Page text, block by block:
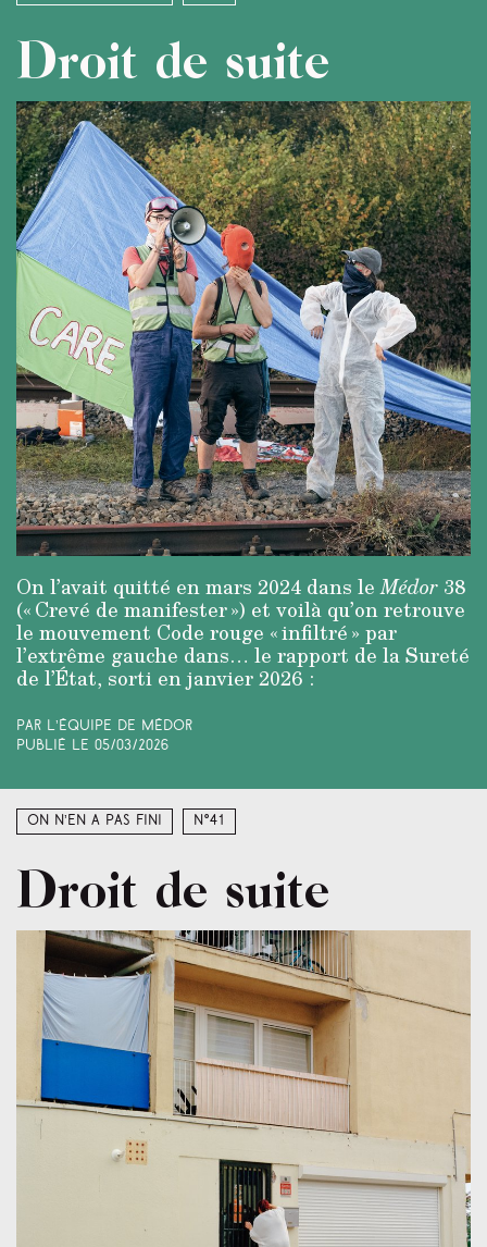
Droit de suite
On l’avait quitté en mars 2024 dans leMédor 38
(« Crevé de manifester ») et voilà qu’on retrouve
le mouvement Code rouge « infiltré » par
l’extrême gauche dans… le rapport de la Sureté
de l’État, sorti en janvier 2026 :
Par L’équipe de Médor
Publié le 05/03/2026
On n’en a pas fini N°41
Droit de suite